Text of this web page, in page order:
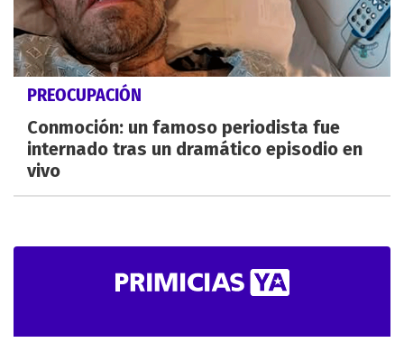
PREOCUPACIÓN
Conmoción: un famoso periodista fue
internado tras un dramático episodio en
vivo